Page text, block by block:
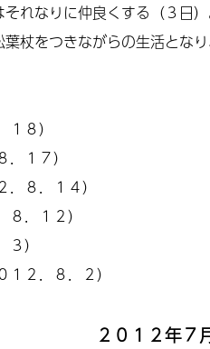
れなりに仲良くする（３日
杖をつきながらの生活とな
８）
．１７）
．８．１４）
８．１２）
）
１２．８．２）
２０１２年７